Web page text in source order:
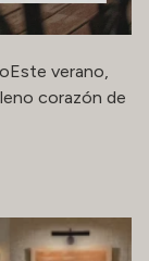
verano,
corazón de